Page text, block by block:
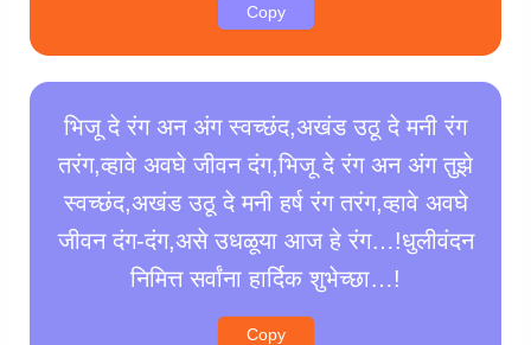
Copy
भिजू दे रंग अन अंग स्वच्छंद,अखंड उठू दे मनी रंग
तरंग,व्हावे अवघे जीवन दंग,भिजू दे रंग अन अंग तुझे
स्वच्छंद,अखंड उठू दे मनी हर्ष रंग तरंग,व्हावे अवघे
जीवन दंग-दंग,असे उधळूया आज हे रंग…!धुलीवंदन
निमित्त सर्वांना हार्दिक शुभेच्छा…!
Copy